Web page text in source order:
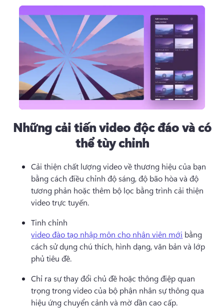
Những cải tiến video độc đáo và có
thể tùy chỉnh
Cải thiện chất lượng video về thương hiệu của bạn
bằng cách điều chỉnh độ sáng, độ bão hòa và độ
tương phản hoặc thêm bộ lọc bằng trình cải thiện
video trực tuyến.
Tinh chỉnh
video đào tạo nhập môn cho nhân viên mới bằng
cách sử dụng chú thích, hình dạng, văn bản và lớp
phủ tiêu đề.
Chỉ ra sự thay đổi chủ đề hoặc thông điệp quan
trọng trong video của bộ phận nhân sự thông qua
hiệu ứng chuyển cảnh và mờ dần cao cấp.